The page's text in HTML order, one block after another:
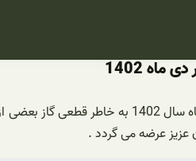
قیمت آجر خشتی 20*20 در دی ماه
عزیز عرضه می گردد .